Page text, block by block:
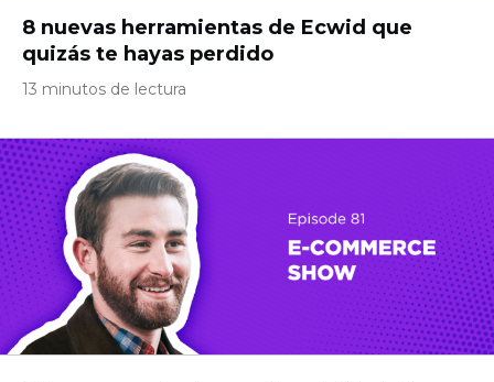
8 nuevas herramientas de Ecwid que
quizás te hayas perdido
13 minutos de lectura